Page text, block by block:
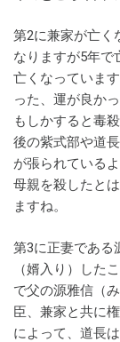
第2に兼家が亡く
なりますが5年で
亡くなっていま
った、運が良か
もしかすると毒
後の紫式部や道
が張られている
母親を殺したと
ますね。
第3に正妻である
（婿入り）した
で父の源雅信（
臣、兼家と共に
によって、道長